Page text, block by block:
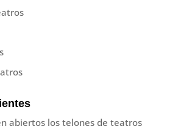
abiertos los telones de teatros